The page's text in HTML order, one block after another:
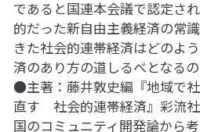
であると国連本会議で認定さ
的だった新自由主義経済の常
きた社会的連帯経済はどのよ
済のあり方の道しるべとなる
●主著：藤井敦史編『地域で
直す　社会的連帯経済』彩流
国のコミュニティ開発論から